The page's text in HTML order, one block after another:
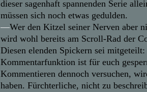
dieser sagenhaft spannenden Serie
müssen sich noch etwas gedulden.
—Wer den Kitzel seiner Nerven aber
wird wohl bereits am Scroll-Rad der
Diesen elenden Spickern sei
Kommentarfunktion ist für euch
Kommentieren dennoch versuchen,
haben. Fürchterliche, nicht zu